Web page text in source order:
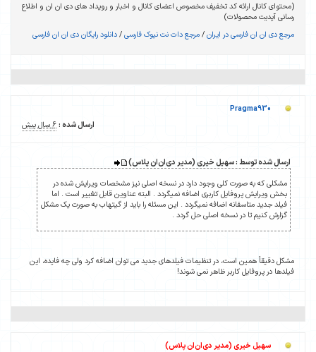
(محتوای کانال ارائه کد تخفیف مخصوص اعضای کانال و اخبار و رویداد های دی ان ان و اطلاع
رسانی آپدیت محصولات)
مرجع دی ان ان فارسی در ایران/مرجع دات نت نیوک فارسی/دانلود رایگان دی ان ان فارسی
Pragma930
ارسال شده :6 سال پیش
ارسال شده توسط : سهیل خیری (مدیر دی‌ان‌ان پلاس)
مشکلی که به صورت کلی وجود دارد در نسخه اصلی نیز مشخصات ویرایش شده در
بخش ویرایش پروفایل کاربری اضافه نمیگردد . البته عناوین قابل تغییر است . اما
فیلد جدید متاسفانه اضافه نمیگردد . این مسئله را باید از گیتهاب به صورت یک مشکل
گزارش کنیم تا در نسخه اصلی حل گردد .
مشکل دقیقاً همین است، در تنظیمات فیلدهای جدید می توان اضافه کرد ولی چه فایده، این
فیلدها در پروفایل کاربر ظاهر نمی شوند!
سهیل خیری (مدیر دی‌ان‌ان پلاس)